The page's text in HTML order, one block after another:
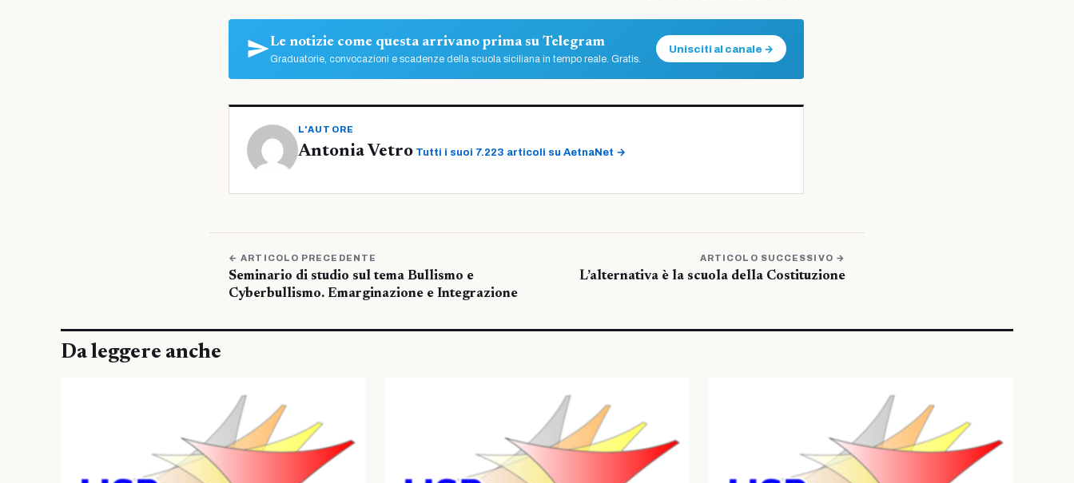
Le notizie come questa arrivano prima su Telegram
Graduatorie, convocazioni e scadenze della scuola siciliana in tempo reale. Gratis.
Unisciti al canale →
L'AUTORE
Antonia Vetro Tutti i suoi 7.223 articoli su AetnaNet →
← ARTICOLO PRECEDENTE
Seminario di studio sul tema Bullismo e
Cyberbullismo. Emarginazione e Integrazione
ARTICOLO SUCCESSIVO →
L’alternativa è la scuola della Costituzione
Da leggere anche